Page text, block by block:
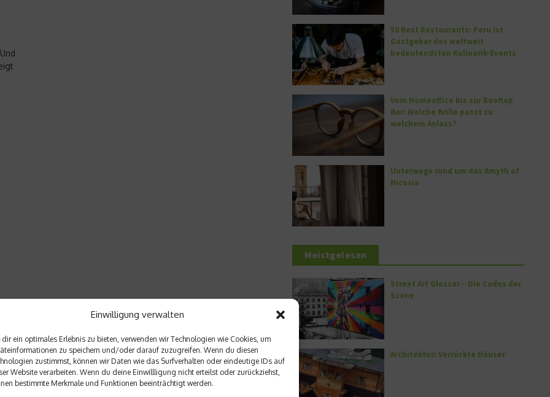
Einwilligung verwalten
dir ein optimales Erlebnis zu bieten, verwenden wir Technologien wie Cookies, um
zu speichern und/oder darauf zuzugreifen. Wenn du diesen
zustimmst, können wir Daten wie das Surfverhalten oder eindeutige IDs auf
Website verarbeiten. Wenn du deine Einwillligung nicht erteilst oder zurückziehst,
bestimmte Merkmale und Funktionen beeinträchtigt werden.
50 Best Restaurants: Peru ist
Gastgeber des weltweit
bedeutendsten Kulinarik-Events
Vom Homeoffice bis zur Rooftop
Bar: Welche Brille passt zu
welchem Anlass?
Unterwegs rund um das Amyth of
Nicosia
Meistgelesen
Street Art Glossar – Die Codes der
Szene
Architektur: Verrückte Häuser